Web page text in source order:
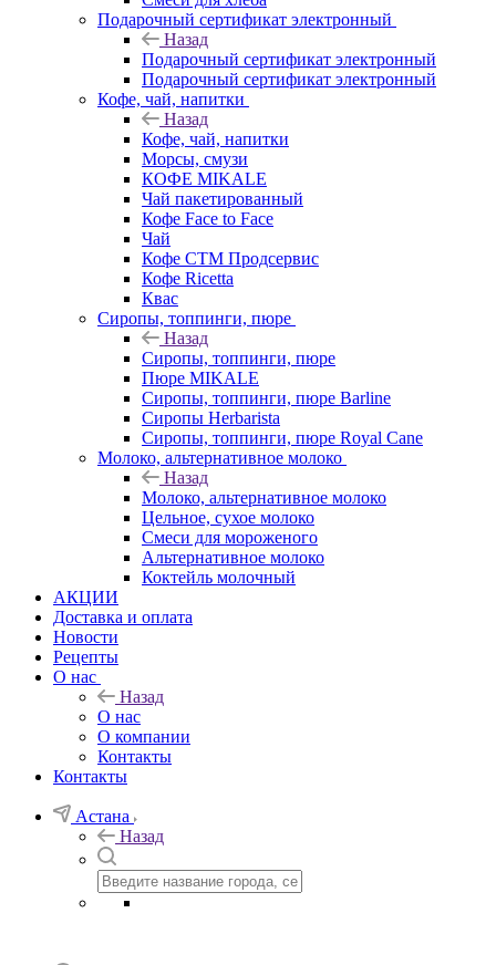
Подарочный сертификат электронный
Назад
Подарочный сертификат электронный
Подарочный сертификат электронный
Кофе, чай, напитки
Назад
Кофе, чай, напитки
Морсы, смузи
КОФЕ MIKALE
Чай пакетированный
Кофе Face to Face
Чай
Кофе СТМ Продсервис
Кофе Ricetta
Квас
Сиропы, топпинги, пюре
Назад
Сиропы, топпинги, пюре
Пюре MIKALE
Сиропы, топпинги, пюре Barline
Сиропы Herbarista
Сиропы, топпинги, пюре Royal Cane
Молоко, альтернативное молоко
Назад
Молоко, альтернативное молоко
Цельное, сухое молоко
Смеси для мороженого
Альтернативное молоко
Коктейль молочный
АКЦИИ
Доставка и оплата
Новости
Рецепты
О нас
Назад
О нас
О компании
Контакты
Контакты
Астана
Назад